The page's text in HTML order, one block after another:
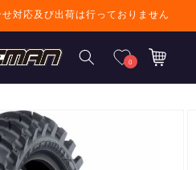
対応及び出荷は行っておりません
0
カ
ー